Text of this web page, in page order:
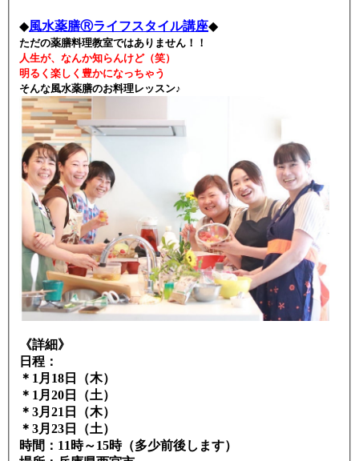
◆風水薬膳Ⓡライフスタイル講座◆
ただの薬膳料理教室ではありません！！
人生が、なんか知らんけど（笑）
明るく楽しく豊かになっちゃう
そんな風水薬膳のお料理レッスン♪
《詳細》
日程：
＊1月18 日（木）
＊1月20 日（土）
＊3月21日（木）
＊3月23日（土）
時間：11時～15時（多少前後します）